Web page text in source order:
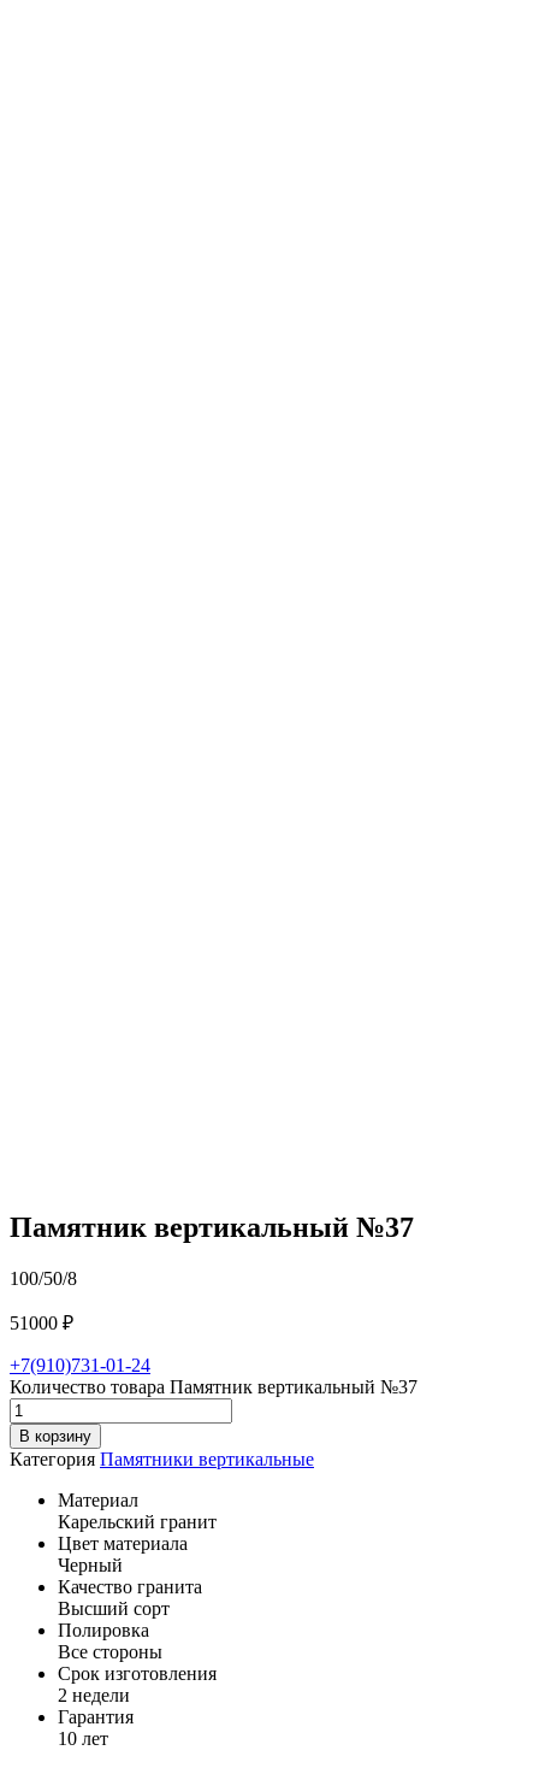
Памятник вертикальный №37
100/50/8
51000 ₽
+7(910)731-01-24
Количество товара Памятник вертикальный №37
В корзину
Категория Памятники вертикальные
Материал
Карельский гранит
Цвет материала
Черный
Качество гранита
Высший сорт
Полировка
Все стороны
Срок изготовления
2 недели
Гарантия
10 лет